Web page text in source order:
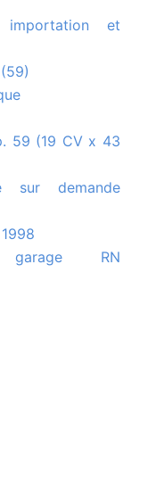
et
59 (19 CV x 43
sur demande
garage RN